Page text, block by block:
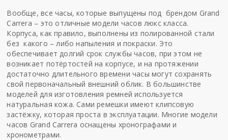
Вообще, все часы, которые выпущены под брендом Grand
Carrera – это отличные модели часов люкс класса.
Корпуса, как правило, выполнены из полированной стали
без какого – либо напыления и покраски. Это
обеспечивает долгий срок службы часов, при этом не
возникает потёртостей на корпусе, и на протяжении
достаточно длительного времени часы могут сохранять
свой первоначальный внешний облик. В большинстве
моделей для изготовления ремней используется
натуральная кожа. Сами ремешки имеют клипсовую
застёжку, которая проста в эксплуатации. Многие модели
часов Grand Carrera оснащены хронографами и
хронометрами.